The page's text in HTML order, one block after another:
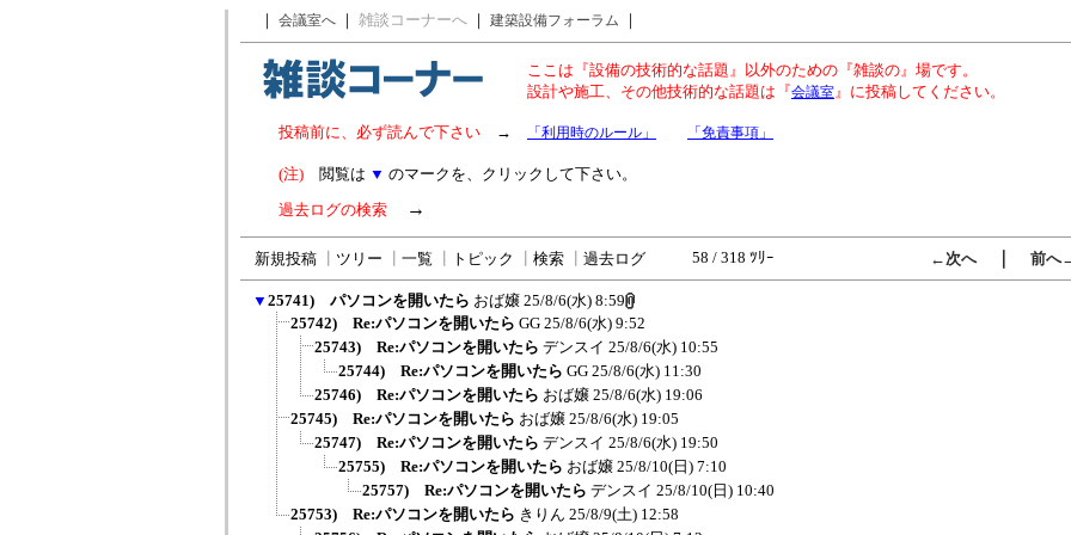
｜ 会議室へ ｜ 雑談コーナーへ ｜ 建築設備フォーラム ｜
ここは『設備の技術的な話題』以外のための『雑談の』場です。
設計や施工、その他技術的な話題は『会議室』に投稿してください。
投稿前に、必ず読んで下さい → 「利用時のルール」 「免責事項」
(注) 閲覧は ▼ のマークを、クリックして下さい。
過去ログの検索 →
新規投稿 ツリー 一覧 トピック 検索 過去ログ 58 / 318 ﾂﾘｰ ←次へ｜ 前へ
▼ 25741) パソコンを開いたら おば嬢 25/8/6(水) 8:59
25742) Re:パソコンを開いたら GG 25/8/6(水) 9:52
25743) Re:パソコンを開いたら デンスイ 25/8/6(水) 10:55
25744) Re:パソコンを開いたら GG 25/8/6(水) 11:30
25746) Re:パソコンを開いたら おば嬢 25/8/6(水) 19:06
25745) Re:パソコンを開いたら おば嬢 25/8/6(水) 19:05
25747) Re:パソコンを開いたら デンスイ 25/8/6(水) 19:50
25755) Re:パソコンを開いたら おば嬢 25/8/10(日) 7:10
25757) Re:パソコンを開いたら デンスイ 25/8/10(日) 10:40
25753) Re:パソコンを開いたら きりん 25/8/9(土) 12:58